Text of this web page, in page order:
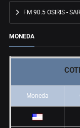
FM 90.5 OSIRIS -
MONEDA
Moneda